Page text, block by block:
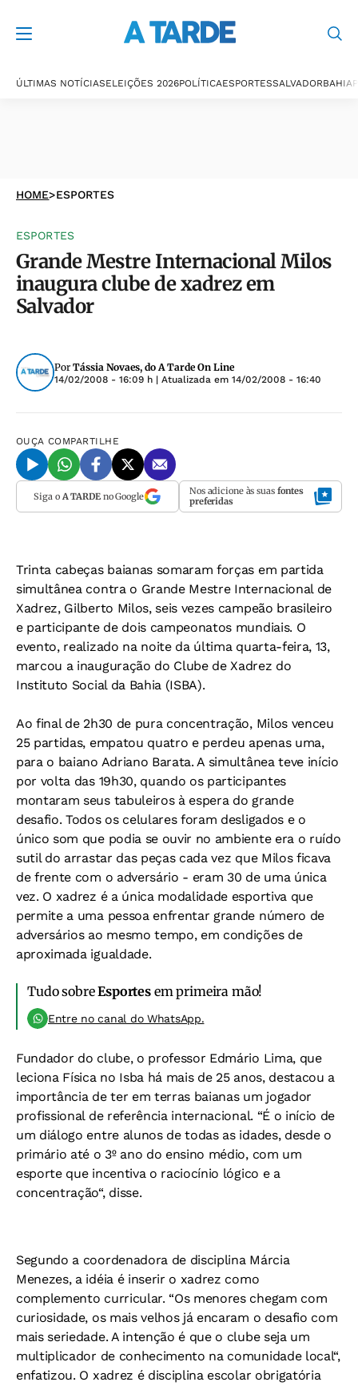
ÚLTIMAS NOTÍCIASELEIÇÕES 2026POLÍTICAESPORTESSALVADORBAHIA
HOME>ESPORTES
ESPORTES
Grande Mestre Internacional Milos
inaugura clube de xadrez em
Salvador
Por Tássia Novaes, do A Tarde On Line
14/02/2008 - 16:09 h | Atualizada em 14/02/2008 - 16:40
OUÇA COMPARTILHE
Siga o A TARDEno Google Nos adicione às suas fontes
preferidas
Trinta cabeças baianas somaram forças em partida
simultânea contra o Grande Mestre Internacional de
Xadrez, Gilberto Milos, seis vezes campeão brasileiro
e participante de dois campeonatos mundiais. O
evento, realizado na noite da última quarta-feira, 13,
marcou a inauguração do Clube de Xadrez do
Instituto Social da Bahia (ISBA).
Ao final de 2h30 de pura concentração, Milos venceu
25 partidas, empatou quatro e perdeu apenas uma,
para o baiano Adriano Barata. A simultânea teve início
por volta das 19h30, quando os participantes
montaram seus tabuleiros à espera do grande
desafio. Todos os celulares foram desligados e o
único som que podia se ouvir no ambiente era o ruído
sutil do arrastar das peças cada vez que Milos ficava
de frente com o adversário - eram 30 de uma única
vez. O xadrez é a única modalidade esportiva que
permite a uma pessoa enfrentar grande número de
adversários ao mesmo tempo, em condições de
aproximada igualdade.
Tudo sobreEsportesem primeira mão!
Entre no canal do WhatsApp.
Fundador do clube, o professor Edmário Lima, que
leciona Física no Isba há mais de 25 anos, destacou a
importância de ter em terras baianas um jogador
profissional de referência internacional. “É o início de
um diálogo entre alunos de todas as idades, desde o
primário até o 3º ano do ensino médio, com um
esporte que incentiva o raciocínio lógico e a
concentração“, disse.
Segundo a coordenadora de disciplina Márcia
Menezes, a idéia é inserir o xadrez como
complemento curricular. “Os menores chegam com
curiosidade, os mais velhos já encaram o desafio com
mais seriedade. A intenção é que o clube seja um
multiplicador de conhecimento na comunidade local“,
enfatizou. O xadrez é disciplina escolar obrigatória